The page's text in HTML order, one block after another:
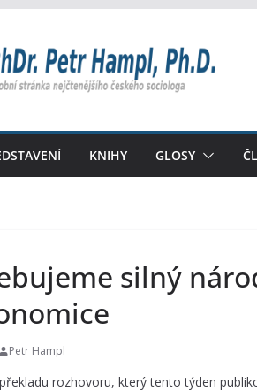
KNIHY GLOSY
silný
Petr Hampl
rozhovoru, který tento týden